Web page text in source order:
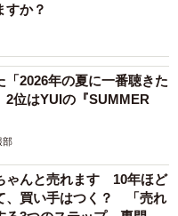
すか？
「2026年の夏に一番聴きた
位はYUIの『SUMMER
部
ゃんと売れます 10年ほど
、買い手はつく？ 「売れ